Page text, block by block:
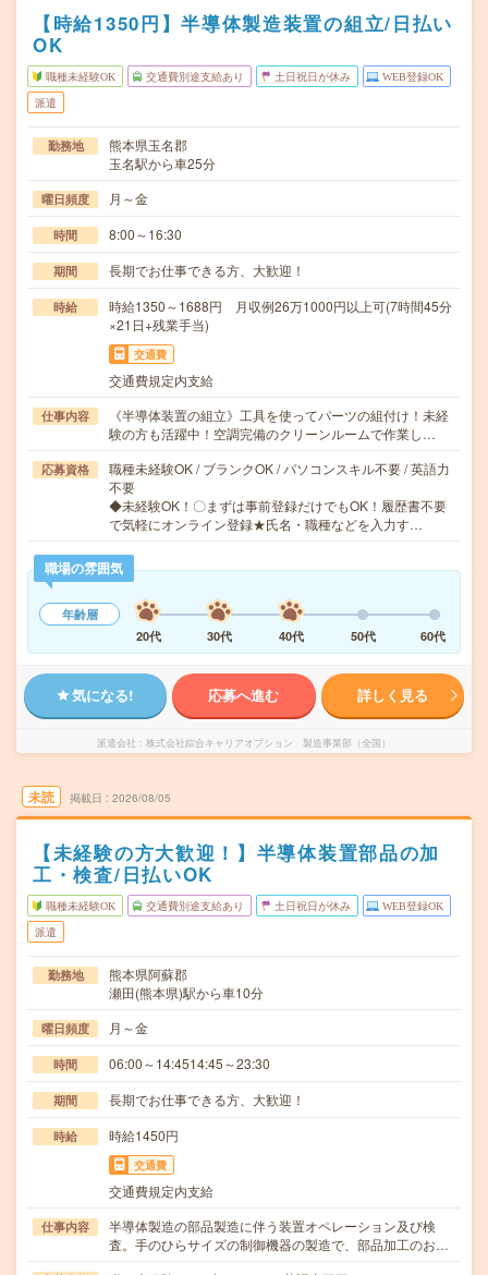
【時給1350円】半導体製造装置の組立/日払い
OK
職種未経験OK 交通費別途支給あり 土日祝日が休み WEB登録OK
派遣
勤務地
熊本県玉名郡
玉名駅から車25分
曜日頻度 月～金
時間 8:00～16:30
期間 長期でお仕事できる方、大歓迎！
時給
時給1350～1688円 月収例26万1000円以上可(7時間45分
×21日+残業手当)
交通費
交通費規定内支給
仕事内容
《半導体装置の組立》工具を使ってパーツの組付け！未経
験の方も活躍中！空調完備のクリーンルームで作業し…
応募資格
職種未経験OK / ブランクOK / パソコンスキル不要 / 英語力
不要
◆未経験OK！〇まずは事前登録だけでもOK！履歴書不要
で気軽にオンライン登録★氏名・職種などを入力す…
職場の雰囲気
年齢層
20代
30代 40代 50代 60代
気になる! 応募へ進む 詳しく見る
派遣会社 株式会社綜合キャリアオプション 製造事業部（全国）
未読 掲載日 2026/08/05
【未経験の方大歓迎！】半導体装置部品の加
工・検査/日払いOK
職種未経験OK 交通費別途支給あり 土日祝日が休み WEB登録OK
派遣
勤務地
熊本県阿蘇郡
瀬田(熊本県)駅から車10分
曜日頻度 月～金
時間 06:00～14:4514:45～23:30
期間 長期でお仕事できる方、大歓迎！
時給 時給1450円
交通費
交通費規定内支給
仕事内容
半導体製造の部品製造に伴う装置オペレーション及び検
査。手のひらサイズの制御機器の製造で、部品加工のお…